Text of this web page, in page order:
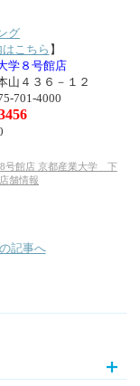
グ
こちら 】
学８号館店
４３６－１２
701-4000
号館店 京都産業大学 下
舗情報
記事へ